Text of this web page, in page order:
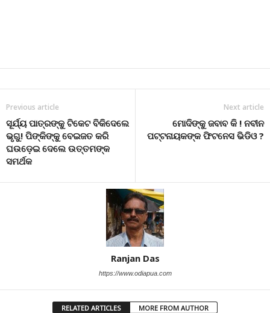
Previous article
ସୂର୍ଯ୍ୟ ପାତ୍ରଙ୍କୁ ଟିକେଟ ବିକିଦେଲେ
ଭୃଗୁ! ପିଙ୍କିଙ୍କୁ ବେଇଜତ କରି
ଘଉଡ଼େଇ ଦେଲେ ଉତ୍ତମଙ୍କ
ସମର୍ଥକ
Next article
ମୋଦିଙ୍କୁ ଜବାବ କି ! ନବୀନ
ପଟ୍ଟନାୟକଙ୍କ ଫିଟନେସ ଭିଡିଓ ?
Ranjan Das
https://www.odiapua.com
RELATED ARTICLES MORE FROM AUTHOR